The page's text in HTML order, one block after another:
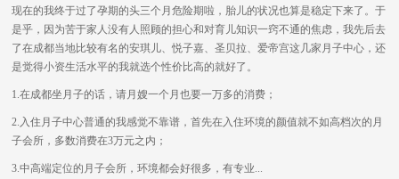
现在的我终于过了孕期的头三个月危险期啦，胎儿的状况也算是稳定下来了。于
是乎，因为苦于家人没有人照顾的担心和对育儿知识一窍不通的焦虑，我先后去
了在成都当地比较有名的安琪儿、悦子嘉、圣贝拉、爱帝宫这几家月子中心，还
是觉得小资生活水平的我就选个性价比高的就好了。
1.在成都坐月子的话，请月嫂一个月也要一万多的消费；
2.入住月子中心普通的我感觉不靠谱，首先在入住环境的颜值就不如高档次的月
子会所，多数消费在3万元之内；
3.中高端定位的月子会所，环境都会好很多，有专业...